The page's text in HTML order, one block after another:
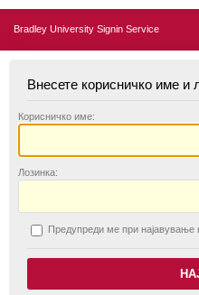
Bradley University Signin Service
Внесете корисничко име и
Корисничко име:
Лозинка:
Предупреди ме при најавување